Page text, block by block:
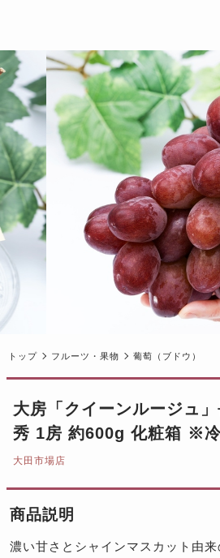
トップ フルーツ・果物 葡萄（ブドウ）
大房「クイーンルージュ
秀 1房 約600g 化粧箱 ※
大田市場店
商品説明
濃い甘さとシャインマスカット由